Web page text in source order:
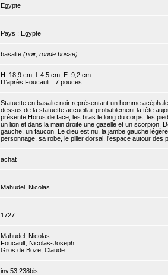
Egypte
Pays : Egypte
basalte (noir, ronde bosse)
H. 18,9 cm, l. 4,5 cm, E. 9,2 cm
D’après Foucault : 7 pouces
Statuette en basalte noir représentant un homme
dessus de la statuette accueillait probablement la tête
présente Horus de face, les bras le long du corps, les
un lion et dans la main droite une gazelle et un scorpion.
gauche, un faucon. Le dieu est nu, la jambe gauche
personnage, sa robe, le pilier dorsal, l’espace autour
achat
Mahudel, Nicolas
1727
Mahudel, Nicolas
Foucault, Nicolas-Joseph
Gros de Boze, Claude
inv.53.238bis